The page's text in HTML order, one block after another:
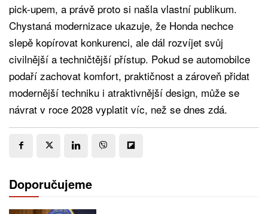
pick-upem, a právě proto si našla vlastní publikum.
Chystaná modernizace ukazuje, že Honda nechce
slepě kopírovat konkurenci, ale dál rozvíjet svůj
civilnější a techničtější přístup. Pokud se automobilce
podaří zachovat komfort, praktičnost a zároveň přidat
modernější techniku i atraktivnější design, může se
návrat v roce 2028 vyplatit víc, než se dnes zdá.
Doporučujeme